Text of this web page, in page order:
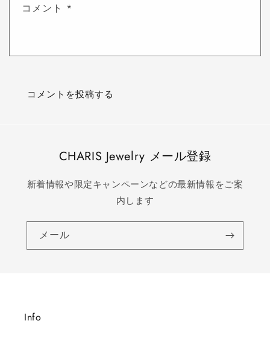
コメント *
CHARIS Jewelry メール登録
新着情報や限定キャンペーンなどの最新情報をご案
内します
メール
Info